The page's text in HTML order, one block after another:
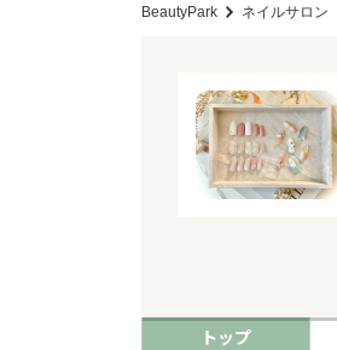
BeautyPark ネイルサロン
トップ